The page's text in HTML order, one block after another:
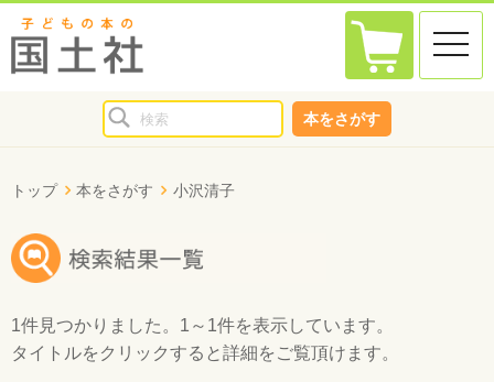
toggle
本をさがす
トップ 本をさがす 小沢清子
1件見つかりました。 1～1件を表示しています。
タイトルをクリックすると詳細をご覧頂けます。